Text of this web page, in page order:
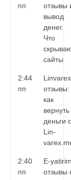
пп
отзывы
вывод
денег.
Что
сайты
2:44
пп
Linvarex
отзывы:
как
вернуть
деньги с
Lin-
2:40
пп
E-
отзывы